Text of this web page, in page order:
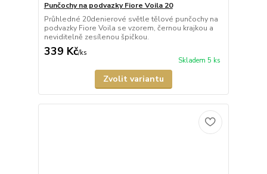
Punčochy na podvazky Fiore Voila 20
Průhledné 20denierové světle tělové punčochy na
podvazky Fiore Voila se vzorem, černou krajkou a
neviditelně zesílenou špičkou.
339 Kč/ks
Skladem 5 ks
Zvolit variantu